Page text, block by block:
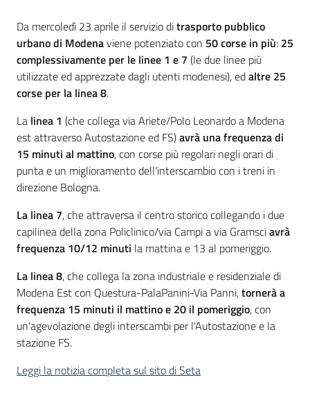
stradale
Seguici
Introduzione
Da mercoledì 23 aprile il servizio ditrasporto pubblico
urbano di Modenaviene potenziato con 50 corse in più: 25
complessivamente per le linee 1 e 7 (le due linee più
utilizzate ed apprezzate dagli utenti modenesi), edaltre 25
corse per la linea 8.
La linea 1 (che collega via Ariete/Polo Leonardo a Modena
est attraverso Autostazione ed FS)avrà una frequenza di
15 minuti al mattino, con corse più regolari negli orari di
punta e un miglioramento dell'interscambio con i treni in
direzione Bologna.
La linea 7, che attraversa il centro storico collegando i due
capilinea della zona Policlinico/via Campi a via Gramsciavrà
frequenza 10/12 minuti la mattina e 13 al pomeriggio.
La linea 8, che collega la zona industriale e residenziale di
Modena Est con Questura-PalaPanini-Via Panni,tornerà a
frequenza 15 minuti il mattino e 20 il pomeriggio, con
un'agevolazione degli interscambi per l'Autostazione e la
stazione FS.
Leggi la notizia completa sul sito di Seta